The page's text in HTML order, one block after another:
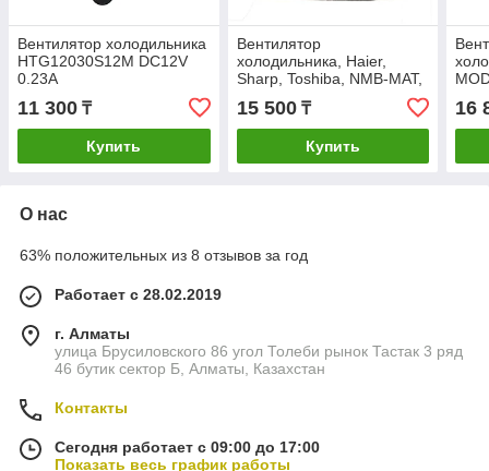
Вентилятор холодильника
HTG12030S12M DC12V
0.23A
11 300 ₸
Купить
Вентилятор
холодильника, Haier,
Sharp, Toshiba, NMB-MAT,
FBA12J12M, DC12V, 0.23A
15 500₸
Купить
16
О нас
63% положительных из 8 отзывов за год
Работает с 28.02.2019
г. Алматы
улица Брусиловского 86 угол Толеби рынок Тастак 3 ряд
46 бутик сектор Б, Алматы, Казахстан
Контакты
Сегодня работает с 09:00 до 17:00
Показать весь график работы